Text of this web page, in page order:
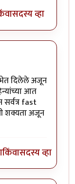
सदस्य व्हा
सहमतbyअभिजीत
दिलेले अजून
आत
fast
शक्यता अजून
किंवासदस्य व्हा